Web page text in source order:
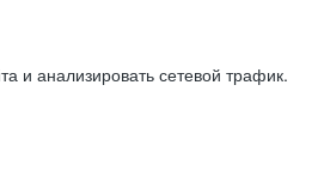
и анализировать сетевой трафик.